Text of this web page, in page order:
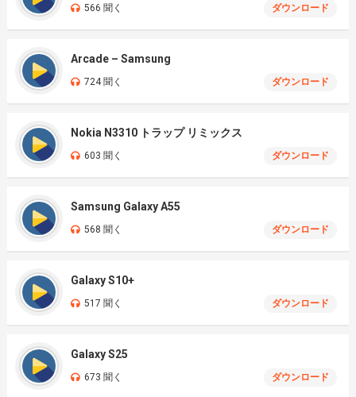
566 聞く ダウンロード
Arcade – Samsung
724 聞く ダウンロード
Nokia N3310 トラップ リミックス
603 聞く ダウンロード
Samsung Galaxy A55
568 聞く ダウンロード
Galaxy S10+
517 聞く ダウンロード
Galaxy S25
673 聞く ダウンロード